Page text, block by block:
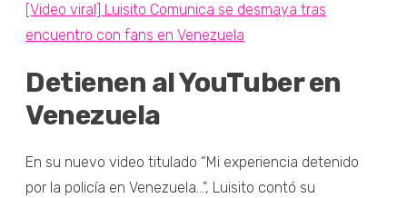
[Video viral] Luisito Comunica se desmaya tras
encuentro con fans en Venezuela
Detienen al YouTuber en
Venezuela
En su nuevo video titulado “Mi experiencia detenido
por la policía en Venezuela…", Luisito contó su